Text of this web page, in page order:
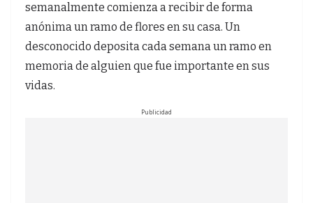
semanalmente comienza a recibir de forma
anónima un ramo de flores en su casa. Un
desconocido deposita cada semana un ramo en
memoria de alguien que fue importante en sus
vidas.
Publicidad